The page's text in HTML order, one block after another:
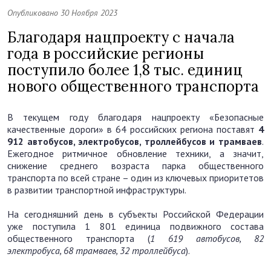
Опубликовано 30 Ноября 2023
Благодаря нацпроекту с начала
года в российские регионы
поступило более 1,8 тыс. единиц
нового общественного транспорта
В текущем году благодаря нацпроекту «Безопасные
качественные дороги» в 64 российских региона поставят 4
912 автобусов, электробусов, троллейбусов и трамваев.
Ежегодное ритмичное обновление техники, а значит,
снижение среднего возраста парка общественного
транспорта по всей стране – один из ключевых приоритетов
в развитии транспортной инфраструктуры.
На сегодняшний день в субъекты Российской Федерации
уже поступила 1 801 единица подвижного состава
общественного транспорта (1 619 автобусов, 82
электробуса, 68 трамваев, 32 троллейбуса).